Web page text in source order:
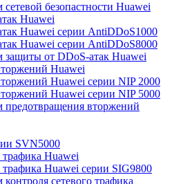
безопастности Huawei
Huawei
Huawei серии AntiDDoS1000
Huawei серии AntiDDoS8000
от DDoS-атак Huawei
Huawei
Huawei серии NIP 2000
Huawei серии NIP 5000
вторжений
SVN5000
Huawei
Huawei серии SIG9800
сетевого трафика